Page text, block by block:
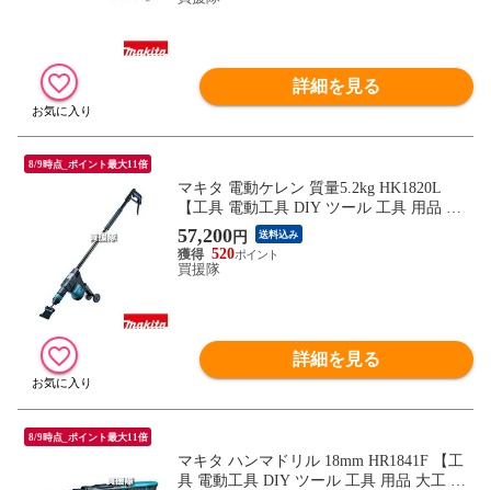
詳細を見る
8/9時点_ポイント最大11倍
マキタ 電動ケレン 質量5.2kg HK1820L
【工具 電動工具 DIY ツール 工具 用品 大
工 日曜大工 セメント コンクリート モルタ
ル 汚れを取り 砕く 粉砕 makita 正規品 日
本仕様 マキタ正規取扱店】【おしゃれ お
57,200円 送料込み
520
買援隊
詳細を見る
8/9時点_ポイント最大11倍
マキタ ハンマドリル 18mm HR1841F 【工
具 電動工具 DIY ツール 工具 用品 大工 日